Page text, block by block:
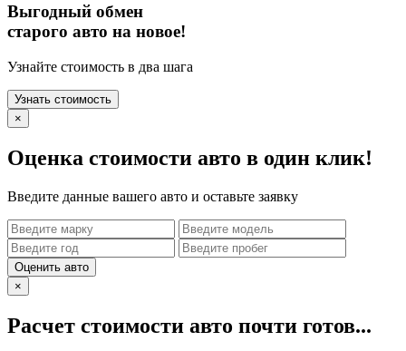
Выгодный обмен
старого авто на новое!
Узнайте стоимость в два шага
Узнать стоимость
×
Оценка стоимости авто в один клик!
Введите данные вашего авто и оставьте заявку
Оценить авто
×
Расчет стоимости авто почти готов...